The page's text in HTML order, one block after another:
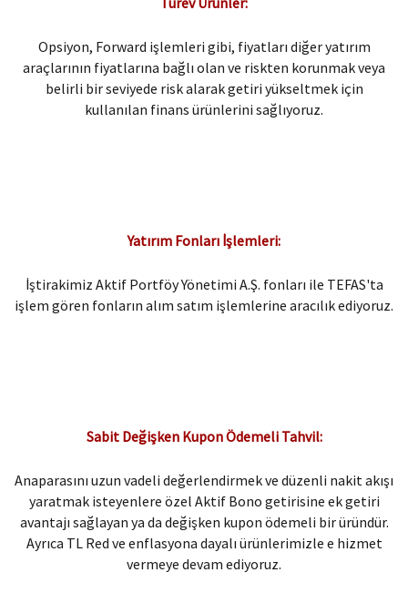
Opsiyon, Forward işlemleri gibi, fiyatları diğer yatırım
araçlarının fiyatlarına bağlı olan ve riskten korunmak veya
belirli bir seviyede risk alarak getiri yükseltmek için
kullanılan finans ürünlerini sağlıyoruz.
Yatırım Fonları İşlemleri:​
İştirakimiz Aktif Portföy Yönetimi A.Ş. fonları ile TEFAS'ta
işlem gören fonların alım satım işlemlerine aracılık ediyoruz.
Sabit Değişken Kupon Ödemeli Tahvil:
Anaparasını uzun vadeli değerlendirmek ve düzenli nakit akışı
yaratmak isteyenlere özel Aktif Bono getirisine ek getiri
avantajı sağlayan ya da değişken kupon ödemeli bir üründür.
Ayrıca TL Red ve enflasyona dayalı ürünlerimizle e hizmet
vermeye devam ediyoruz.